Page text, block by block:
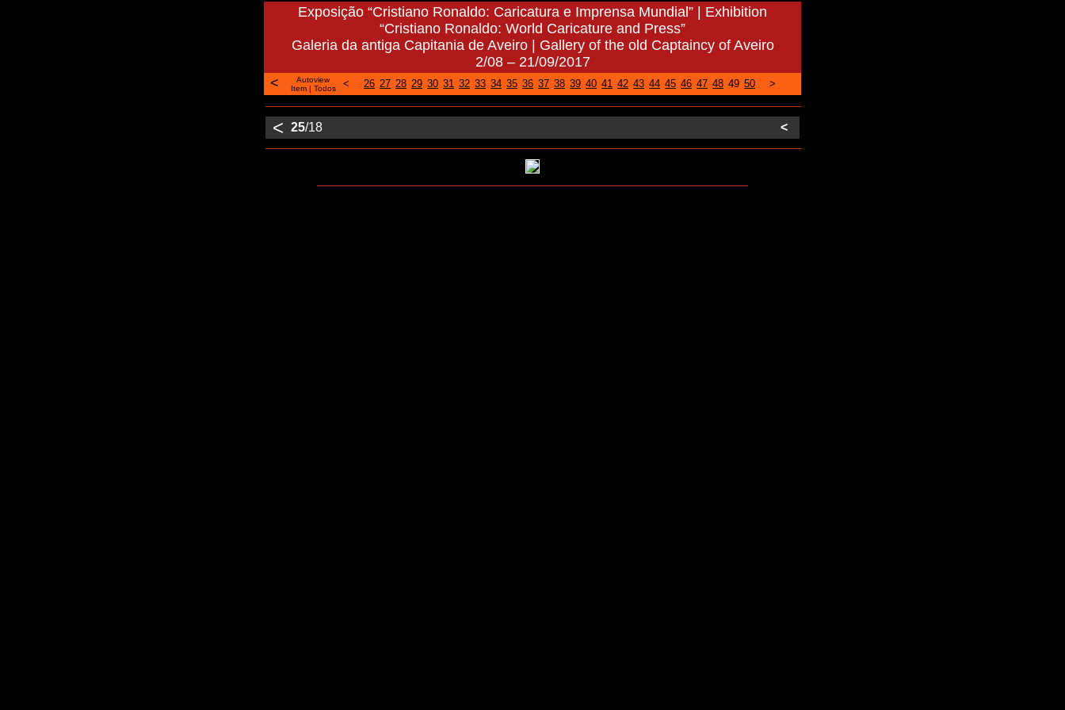
Exposição “Cristiano Ronaldo: Caricatura e Imprensa Mundial” | Exhibition
“Cristiano Ronaldo: World Caricature and Press”
Galeria da antiga Capitania de Aveiro | Gallery of the old Captaincy of Aveiro
2/08 – 21/09/2017
<
Autoview
Item| Todos < 26 27 28 29 30 31 32 33 34 35 36 37 38 39 40 41 42 43 44 45 46 47 48 49 50 >
< 25/18 <